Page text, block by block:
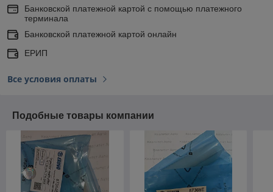
Банковской платежной картой с помощью платежного
терминала
Банковской платежной картой онлайн
ЕРИП
Все условия оплаты
Подобные товары компании